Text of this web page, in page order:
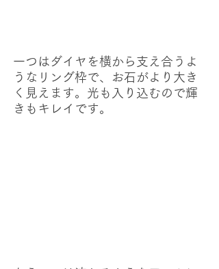
一つはダイヤを横から支え合うよ
うなリング枠で、お石がより大き
く見えます。光も入り込むので輝
きもキレイです。